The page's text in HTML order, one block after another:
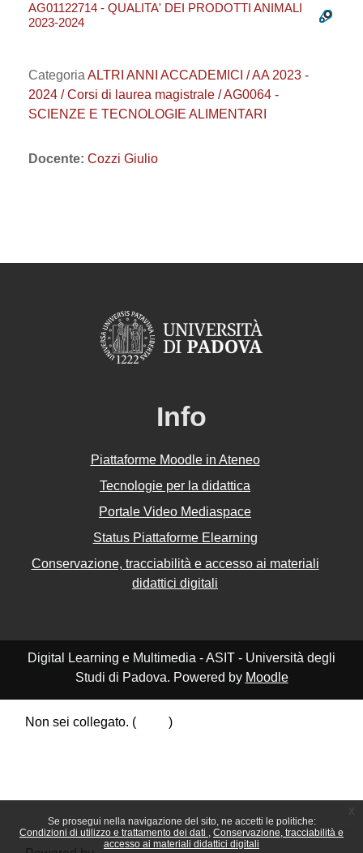
Se prosegui nella navigazione del sito, ne accetti le politiche:
Condizioni di utilizzo e trattamento dei dati
Conservazione, tracciabilità e
accesso ai materiali didattici digitali
AG01122714 - QUALITA' DEI PRODOTTI ANIMALI
2023-2024
Categoria ALTRI ANNI ACCADEMICI / AA 2023 -
2024 / Corsi di laurea magistrale / AG0064 -
SCIENZE E TECNOLOGIE ALIMENTARI
Docente: Cozzi Giulio
Info
Piattaforme Moodle in Ateneo
Tecnologie per la didattica
Portale Video Mediaspace
Status Piattaforme Elearning
Conservazione, tracciabilità e accesso ai materiali
didattici digitali
Digital Learning e Multimedia - ASIT - Università degli
Studi di Padova. Powered by Moodle
Non sei collegato. (
)